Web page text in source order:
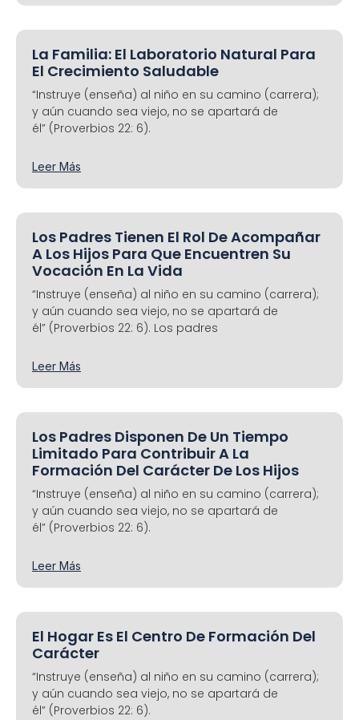
La Familia: El Laboratorio Natural Para
El Crecimiento Saludable
“Instruye (enseña) al niño en su camino (carrera);
y aún cuando sea viejo, no se apartará de
él” (Proverbios 22: 6).
Leer Más
Los Padres Tienen El Rol De Acompañar
A Los Hijos Para Que Encuentren Su
Vocación En La Vida
“Instruye (enseña) al niño en su camino (carrera);
y aún cuando sea viejo, no se apartará de
él” (Proverbios 22: 6). Los padres
Leer Más
Los Padres Disponen De Un Tiempo
Limitado Para Contribuir A La
Formación Del Carácter De Los Hijos
“Instruye (enseña) al niño en su camino (carrera);
y aún cuando sea viejo, no se apartará de
él” (Proverbios 22: 6).
Leer Más
El Hogar Es El Centro De Formación Del
Carácter
“Instruye (enseña) al niño en su camino (carrera);
y aún cuando sea viejo, no se apartará de
él” (Proverbios 22: 6).